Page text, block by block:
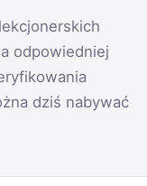
odpowiedniej
dziś nabywać